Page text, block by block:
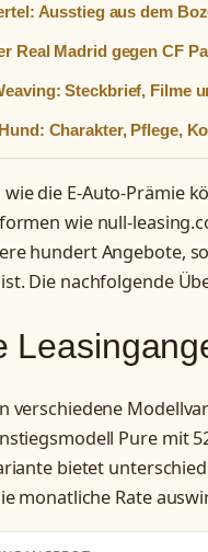
Ausstieg aus dem
Real Madrid gegen CF
Steckbrief, Filme
Charakter, Pflege,
die E-Auto-Prämie
wie null-
hundert Angebote,
Die nachfolgende
verschiedene
Pure mit
bietet
monatliche Rate